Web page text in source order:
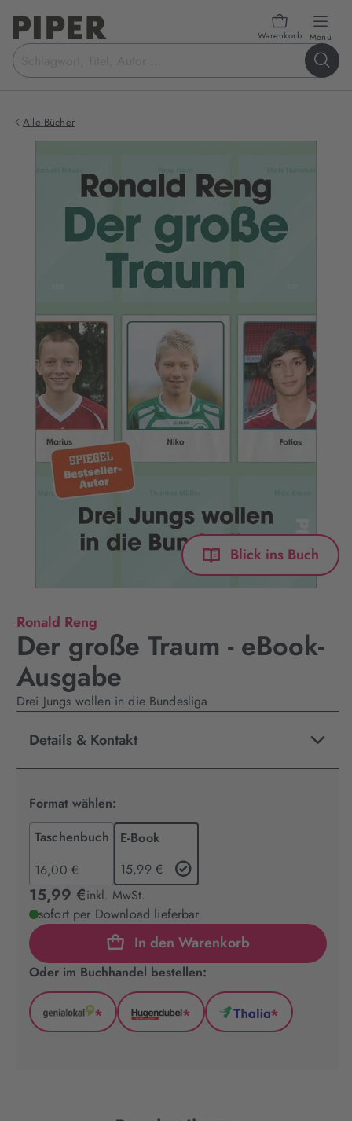
Warenkorb Menü
Suchbegriff
eingeben
Alle Bücher
Blick ins Buch
Ronald Reng
Der große Traum - eBook-
Ausgabe
Drei Jungs wollen in die Bundesliga
Details & Kontakt
Format wählen:
Taschenbuch
16,00 €
E-Book
15,99 €
15,99 €inkl. MwSt.
sofort per Download lieferbar
In den Warenkorb
Oder im Buchhandel bestellen:
GenialLokal
*
Hugendubel
*
Thalia
*